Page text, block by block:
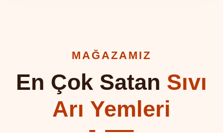
MAĞAZAMIZ
En Çok Satan Sıvı
Arı Yemleri